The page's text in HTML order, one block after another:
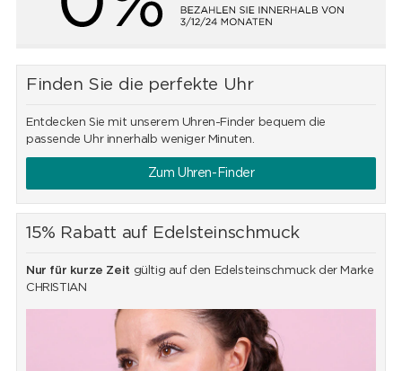
Finden Sie die perfekte Uhr
Entdecken Sie mit unserem Uhren-Finder bequem die
passende Uhr innerhalb weniger Minuten.
Zum Uhren-Finder
15% Rabatt auf Edelsteinschmuck
Nur für kurze Zeit gültig auf den Edelsteinschmuck der Marke
CHRISTIAN